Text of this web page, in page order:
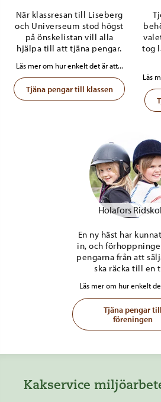
När klassresan till Liseberg
och Universeum stod högst
på önskelistan vill alla
hjälpa till att tjäna pengar.
Läs mer om hur enkelt det är att...
Tjäna pengar till klassen
tog
Läs
Holafors
En ny häst har
in, och
pengarna från att
ska räcka till en
Läs mer om hur enkelt
Tjäna pengar till
föreningen
Kakservice